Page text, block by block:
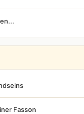
Fasson